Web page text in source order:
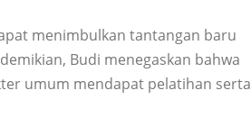
menimbulkan tantangan baru
Budi menegaskan bahwa
umum mendapat pelatihan serta